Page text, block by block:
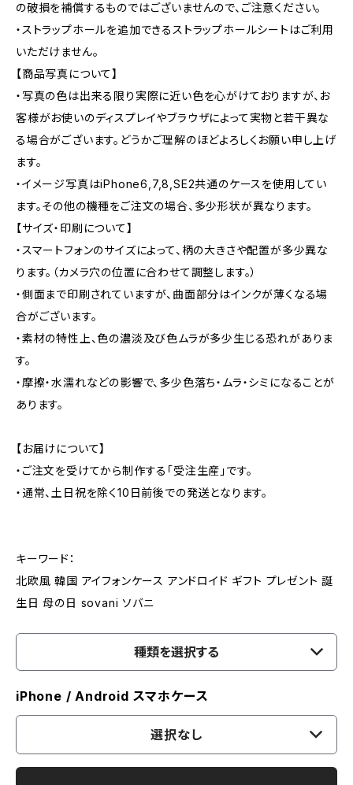
の破損を補償するものではございませんので、ご注意ください。
・ストラップホールを追加できるストラップホールシートはご利用
いただけません。
【商品写真について】
・写真の色は出来る限り実際に近い色を心がけておりますが、お
客様がお使いのディスプレイやブラウザによって実物と若干異な
る場合がございます。どうかご理解のほどよろしくお願い申し上げ
ます。
・イメージ写真はiPhone6,7,8,SE2共通のケースを使用してい
ます。その他の機種をご注文の場合、多少形状が異なります。
【サイズ・印刷について】
・スマートフォンのサイズによって、柄の大きさや配置が多少異な
ります。（カメラ穴の位置に合わせて調整します。）
・側面まで印刷されていますが、曲面部分はインクが薄くなる場
合がございます。
・素材の特性上、色の濃淡及び色ムラが多少生じる恐れがありま
す。
・摩擦・水濡れなどの影響で、多少色落ち・ムラ・シミになることが
あります。
【お届けについて】
・ご注文を受けてから制作する「受注生産」です。
・通常、土日祝を除く10日前後での発送となります。
キーワード：
北欧風 韓国 アイフォンケース アンドロイド ギフト プレゼント 誕
生日 母の日 sovani ソバニ
種類を選択する
iPhone / Android スマホケース
選択なし